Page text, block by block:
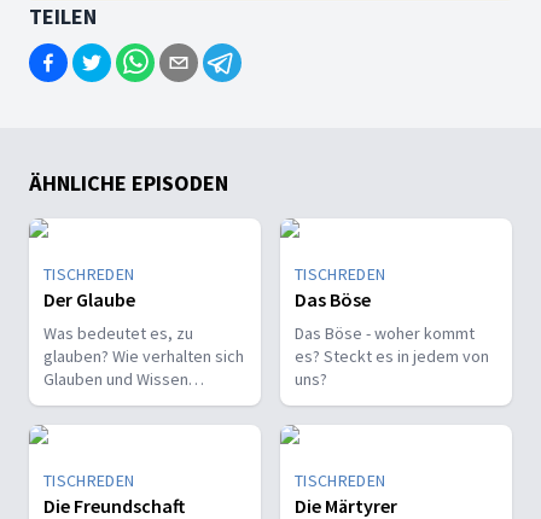
TEILEN
ÄHNLICHE EPISODEN
TISCHREDEN
Der Glaube
Was bedeutet es, zu
glauben? Wie verhalten sich
Glauben und Wissen
zueinander? Ist der Glaube
ein Geschenk oder eine
Entscheidung?
TISCHREDEN
Das Böse
Das Böse - woher kommt
es? Steckt es in jedem von
uns?
TISCHREDEN
Die Freundschaft
TISCHREDEN
Die Märtyrer